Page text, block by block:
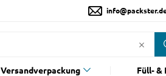
Versandverpackung Füll-